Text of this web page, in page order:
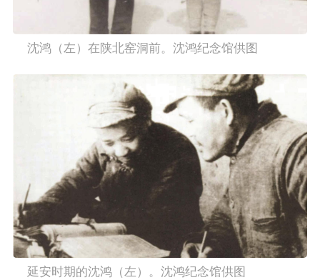
    沈鸿（左）在陕北窑洞前。沈鸿纪念馆供图
    延安时期的沈鸿（左）。沈鸿纪念馆供图